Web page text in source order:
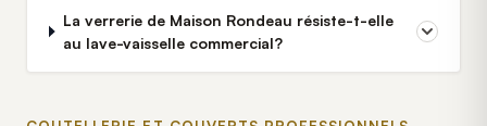
La verrerie de Maison Rondeau résiste-t-elle
au lave-vaisselle commercial?